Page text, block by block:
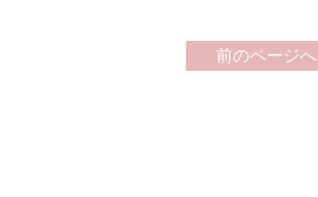
前のページへ